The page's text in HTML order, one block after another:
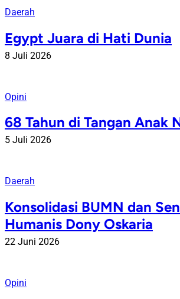
Daerah
Egypt Juara di Hati Dunia
8 Juli 2026
Opini
68 Tahun di Tangan Anak
5 Juli 2026
Daerah
Konsolidasi BUMN dan
Humanis Dony Oskaria
22 Juni 2026
Opini